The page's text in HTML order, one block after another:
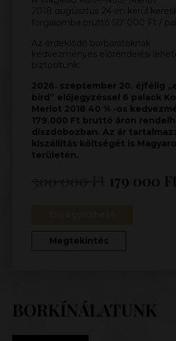
2018 augusztus 24-én kerül
forgalomba bruttó 50’ 000 Ft /
Az érdeklődő borbarátoknak
kedvezményes előrendelési
biztosítunk:
2026. szeptember 20. éjfélig
bird” előjegyzéssel 6 palack
Merlot 2018 40 % -os
179.000 Ft bruttó áron
díszdobozban. Az ár
kiszállítás költségét is
területén.
179 000 Ft
Megtekintés
BORKÍNÁLATUNK